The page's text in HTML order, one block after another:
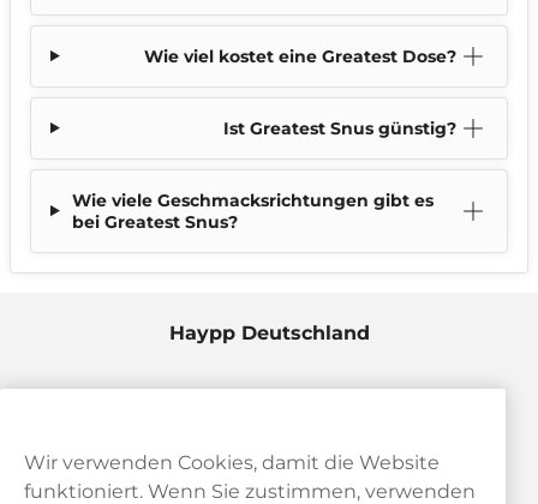
Wie viel kostet eine Greatest Dose?
Ist Greatest Snus günstig?
Wie viele Geschmacksrichtungen gibt es
bei Greatest Snus?
Haypp Deutschland
Wir verwenden Cookies, damit die Website
funktioniert. Wenn Sie zustimmen, verwenden